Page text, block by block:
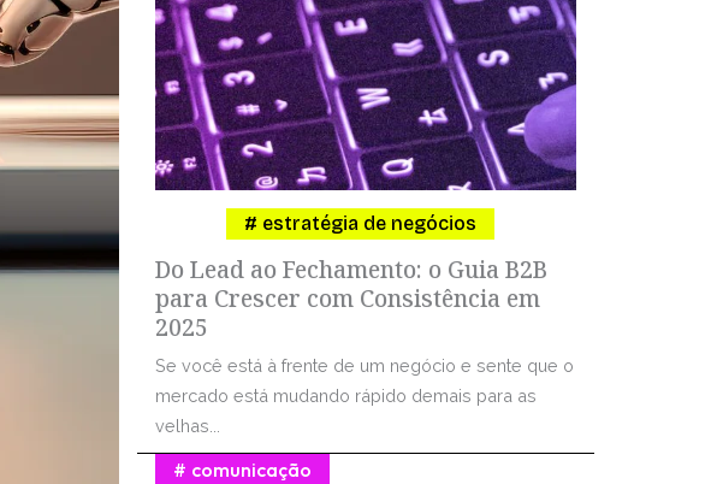
Do Lead ao Fechamento: o Guia B2B
para Crescer com Consistência em
2025
estratégia de negócios
Se você está à frente de um negócio e sente que o
mercado está mudando rápido demais para as
velhas...
comunicação